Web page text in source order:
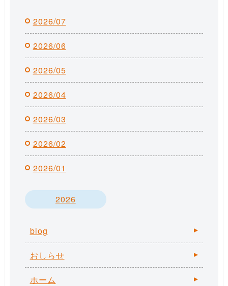
2026/07
2026/06
2026/05
2026/04
2026/03
2026/02
2026/01
2026
blog
おしらせ
ホーム